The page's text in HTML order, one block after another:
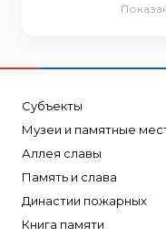
Субъекты
Музеи и памятные
Аллея славы
Память и слава
Династии пожарных
Книга памяти